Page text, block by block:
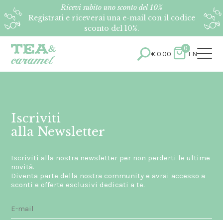
Ricevi subito uno sconto del 10%
Registrati e riceverai una e-mail con il codice
sconto del 10%.
€0.00
0
EN
Iscriviti
alla Newsletter
Iscriviti alla nostra newsletter per non perderti le ultime
novità.
Diventa parte della nostra community e avrai accesso a
sconti e offerte esclusivi dedicati a te.